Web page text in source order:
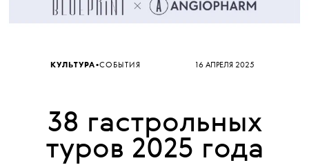
16 АПРЕЛЯ 2025
КУЛЬТУРА•СОБЫТИЯ
38 гастрольных
туров 2025 года